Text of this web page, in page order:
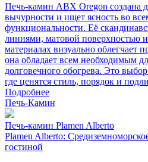
Печь-камин ABX Oregon создана
вычурности и ищет ясность во
функциональности. Её
линиями, матовой поверхностью
материалах визуально облегчает
она обладает всем необходимым
долговечного обогрева. Это
где ценятся стиль, порядок и
Подробнее
Печь-Камин
Печь-камин Plamen Alberto
Plamen Alberto:
гостиной